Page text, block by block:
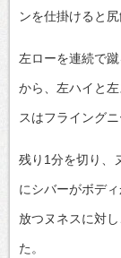
ンを仕掛けると
左ローを連続で
から、左ハイと
スはフライング
残り1分を切り、
にシバーがボデ
放つヌネスに対
た。